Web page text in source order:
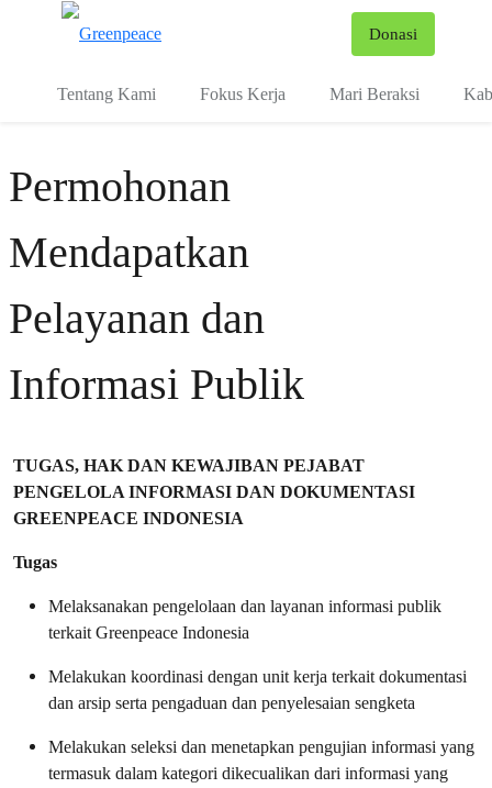
Donasi
Tentang Kami Fokus Kerja Mari Beraksi
Permohonan
Mendapatkan
Pelayanan dan
Informasi Publik
TUGAS, HAK DAN KEWAJIBAN PEJABAT
PENGELOLA INFORMASI DAN DOKUMENTASI
GREENPEACE INDONESIA
Tugas
Melaksanakan pengelolaan dan layanan informasi publik
terkait Greenpeace Indonesia
Melakukan koordinasi dengan unit kerja terkait dokumentasi
dan arsip serta pengaduan dan penyelesaian sengketa
Melakukan seleksi dan menetapkan pengujian informasi yang
termasuk dalam kategori dikecualikan dari informasi yang